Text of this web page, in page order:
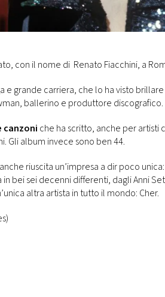
con il nome di Renato Fiacchini, a
e grande carriera, che lo ha visto
ballerino e produttore discografico.
canzoni che ha scritto, anche per artisti
Gli album invece sono ben 44.
riuscita un’impresa a dir poco
in bei sei decenni differenti, dagli Anni
altra artista in tutto il mondo: Cher.